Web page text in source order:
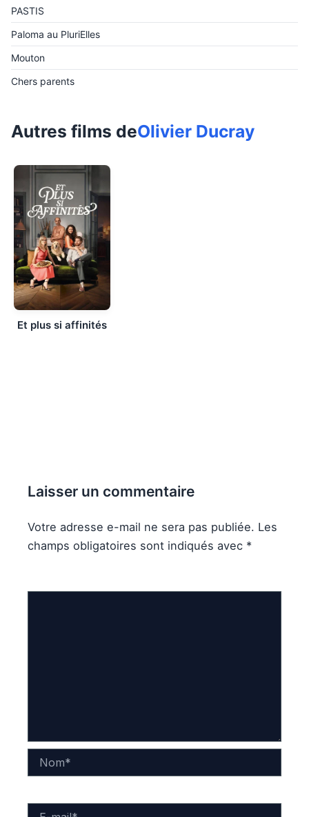
PASTIS
Paloma au PluriElles
Mouton
Chers parents
Autres films deOlivier Ducray
Et plus si affinités
Laisser un commentaire
Votre adresse e-mail ne sera pas publiée. Les
champs obligatoires sont indiqués avec *